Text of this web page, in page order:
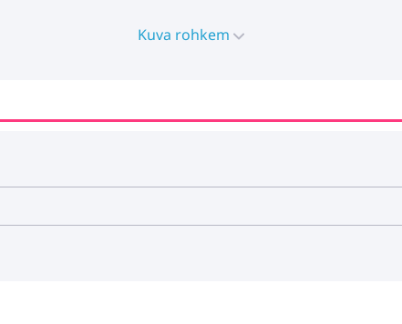
Kuva rohkem